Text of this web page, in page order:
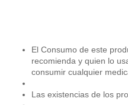
El Consumo de este
recomienda y quien lo
consumir cualquier
Las existencias de los